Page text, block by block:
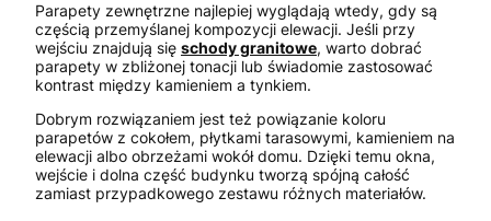
Parapety zewnętrzne najlepiej wyglądają wtedy, gdy są
częścią przemyślanej kompozycji elewacji. Jeśli przy
wejściu znajdują się schody granitowe, warto dobrać
parapety w zbliżonej tonacji lub świadomie zastosować
kontrast między kamieniem a tynkiem.
Dobrym rozwiązaniem jest też powiązanie koloru
parapetów z cokołem, płytkami tarasowymi, kamieniem na
elewacji albo obrzeżami wokół domu. Dzięki temu okna,
wejście i dolna część budynku tworzą spójną całość
zamiast przypadkowego zestawu różnych materiałów.